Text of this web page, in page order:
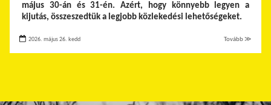
május 30-án és 31-én. Azért, hogy könnyebb legyen a
kijutás, összeszedtük a legjobb közlekedési lehetőségeket.
2026. május 26. kedd Tovább ≫